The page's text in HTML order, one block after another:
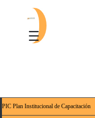
PIC Plan Institucional de Capacitación